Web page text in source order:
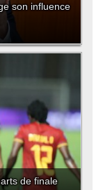
son influence
de finale